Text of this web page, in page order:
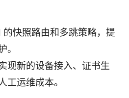
快照路由和多跳策略，提
。
现新的设备接入、证书生
工运维成本。